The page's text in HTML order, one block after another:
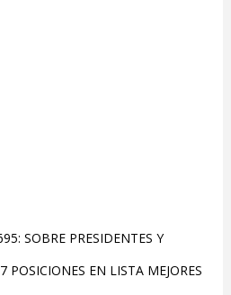
SOBRE PRESIDENTES Y
POSICIONES EN LISTA MEJORES